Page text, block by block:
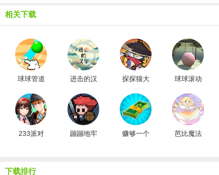
相关下载
球球管道
进击的汉
探探猫大
球球滚动
233派对 蹦蹦地牢
赚够一个
芭比魔法
下载排行